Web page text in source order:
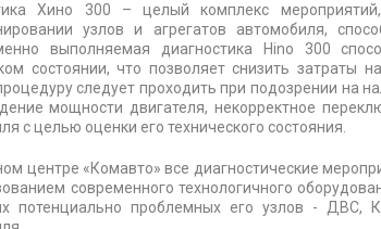
Хино 300 – целый комплекс
узлов и агрегатов автомобиля,
выполняемая диагностика Hino 300
состоянии, что позволяет снизить
следует проходить при подозрении на
мощности двигателя, некорректное
с целью оценки его технического состояния.
центре «Комавто» все диагностические
современного технологичного
потенциально проблемных его узлов - ДВС,